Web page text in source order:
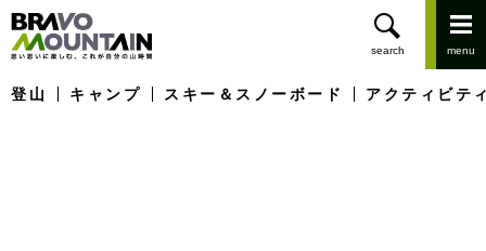
登山 キャンプ スキー＆スノーボード アクティビテ